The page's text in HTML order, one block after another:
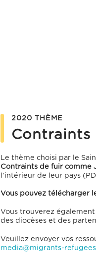
2020 THÈME
Contraints
Le thème choisi par le
Contraints de fuir comme
l’intérieur de leur pays
Vous pouvez télécharger
Vous trouverez également
des diocèses et des
Veuillez envoyer vos
media@migrants-